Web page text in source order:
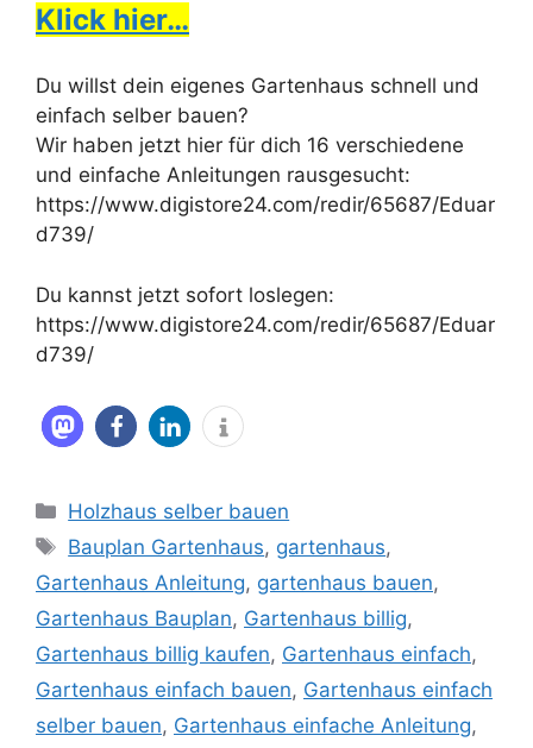
Klick hier…
Du willst dein eigenes Gartenhaus schnell und
einfach selber bauen?
Wir haben jetzt hier für dich 16 verschiedene
und einfache Anleitungen rausgesucht:
https://www.digistore24.com/redir/65687/Eduar
d739/
Du kannst jetzt sofort loslegen:
https://www.digistore24.com/redir/65687/Eduar
d739/
Kategorien
Holzhaus selber bauen
Schlagwörter
Bauplan Gartenhaus, gartenhaus,
Gartenhaus Anleitung, gartenhaus bauen,
Gartenhaus Bauplan, Gartenhaus billig,
Gartenhaus billig kaufen, Gartenhaus einfach,
Gartenhaus einfach bauen, Gartenhaus einfach
selber bauen, Gartenhaus einfache Anleitung,